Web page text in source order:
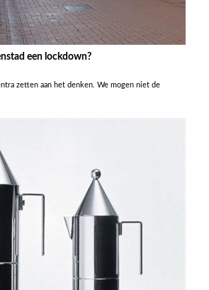
een lockdown?
zetten aan het denken. We mogen niet de